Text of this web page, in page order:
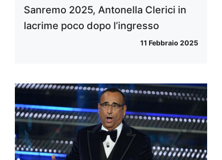
Sanremo 2025, Antonella Clerici in
lacrime poco dopo l’ingresso
11 Febbraio 2025